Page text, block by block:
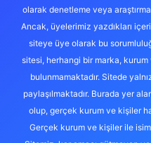
olarak denetleme veya
Ancak, üyelerimiz yazdıkları
siteye üye olarak bu
sitesi, herhangi bir marka, kurum
bulunmamaktadır. Sitede
paylaşılmaktadır. Burada yer
olup, gerçek kurum ve kişiler
Gerçek kurum ve kişiler ile